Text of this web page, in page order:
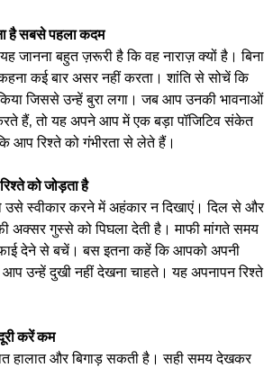
है सबसे पहला कदम
जानना बहुत ज़रूरी है कि वह नाराज़ क्यों है। बिना
कई बार असर नहीं करता। शांति से सोचें कि
जिससे उन्हें बुरा लगा। जब आप उनकी भावनाओं
हैं, तो यह अपने आप में एक बड़ा पॉजिटिव संकेत
आप रिश्ते को गंभीरता से लेते हैं।
को जोड़ता है
स्वीकार करने में अहंकार न दिखाएं। दिल से और
अक्सर गुस्से को पिघला देती है। माफी मांगते समय
देने से बचें। बस इतना कहें कि आपको अपनी
उन्हें दुखी नहीं देखना चाहते। यह अपनापन रिश्ते
करें कम
हालात और बिगाड़ सकती है। सही समय देखकर